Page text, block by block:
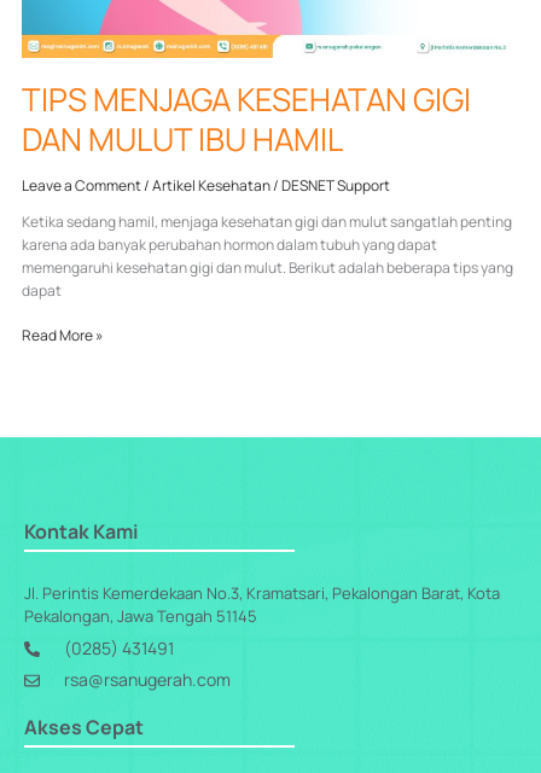
TIPS MENJAGA KESEHATAN GIGI
DAN MULUT IBU HAMIL
Leave a Comment/Artikel Kesehatan/DESNET Support
Ketika sedang hamil, menjaga kesehatan gigi dan mulut sangatlah penting
karena ada banyak perubahan hormon dalam tubuh yang dapat
memengaruhi kesehatan gigi dan mulut. Berikut adalah beberapa tips yang
dapat
Read More »
Kontak Kami
Jl. Perintis Kemerdekaan No.3, Kramatsari, Pekalongan Barat, Kota
Pekalongan, Jawa Tengah 51145
(0285) 431491
rsa@rsanugerah.com
Akses Cepat